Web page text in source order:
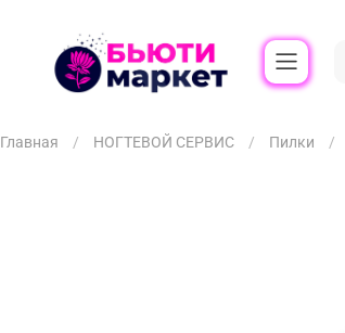
Главная НОГТЕВОЙ СЕРВИС Пилки